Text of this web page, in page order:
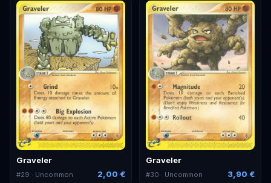
Graveler
#29 · Uncommon 2,00 €
Graveler
#30 · Uncommon 3,90 €